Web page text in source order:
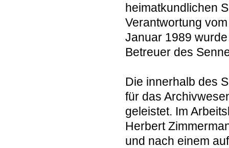
heimatkundlichen
Verantwortung
Januar 1989
Betreuer des
Die innerhalb des
für das
geleistet. Im
Herbert
und nach einem